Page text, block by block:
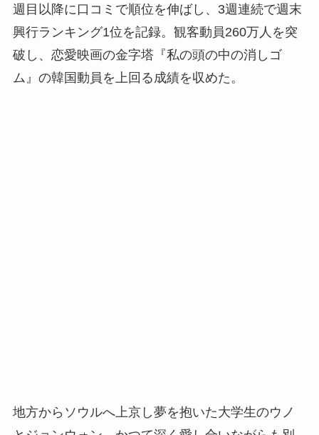
週目以降に口コミで順位を伸ばし、3週連続で週末
興行ランキング1位を記録。観客動員260万人を突
破し、恋愛映画の金字塔『私の頭の中の消しゴ
ム』の韓国動員を上回る成績を収めた。
地方からソウルへ上京し夢を抱いた大学生のウノ